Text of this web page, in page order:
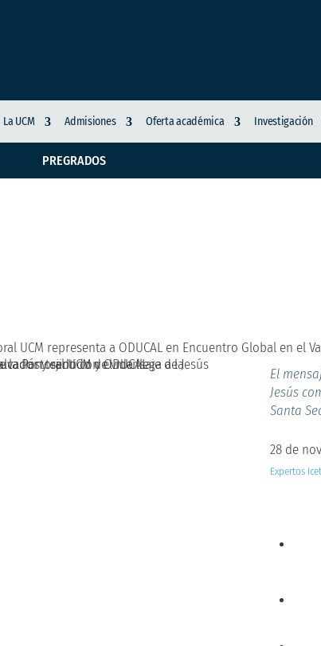
La UCM Admisiones Oferta académica Investigación
PREGRADOS
UCM representa a ODUCAL en Encuentro Global en el
El
Jesús
Santa
28 de
Expertos